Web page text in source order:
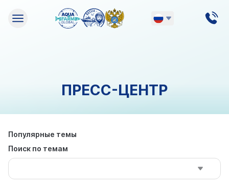
ПРЕСС-ЦЕНТР
Популярные темы
Поиск по темам